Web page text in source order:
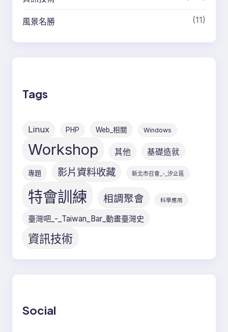
風景名勝 (11)
Tags
Linux PHP Web_相關 Windows
Workshop 其他 基礎造就
專題 影片資料收藏 新北市召會_-_汐止區
特會訓練 相調聚會 科學應用
臺灣吧_-_Taiwan_Bar_動畫臺灣史
資訊技術
Social